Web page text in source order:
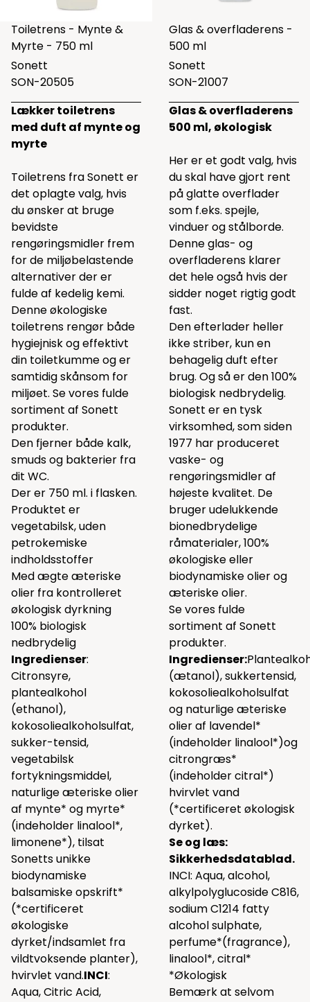
Toiletrens - Mynte &
Myrte - 750 ml
Sonett
SON-20505
Lækker toiletrens
med duft af mynte og
myrte
Toiletrens fra Sonett er
det oplagte valg, hvis
du ønsker at bruge
bevidste
rengøringsmidler frem
for de miljøbelastende
alternativer der er
fulde af kedelig kemi.
Denne økologiske
toiletrens rengør både
hygiejnisk og effektivt
din toiletkumme og er
samtidig skånsom for
miljøet. Se vores fulde
sortiment af Sonett
produkter.
Den fjerner både kalk,
smuds og bakterier fra
dit WC.
Der er 750 ml. i flasken.
Produktet er
vegetabilsk, uden
petrokemiske
indholdsstoffer
Med ægte æteriske
olier fra kontrolleret
økologisk dyrkning
100% biologisk
nedbrydelig
Ingredienser:
Citronsyre,
plantealkohol
(ethanol),
kokosoliealkoholsulfat,
sukker-tensid,
vegetabilsk
fortykningsmiddel,
naturlige æteriske olier
af mynte* og myrte*
(indeholder linalool*,
limonene*), tilsat
Sonetts unikke
biodynamiske
balsamiske opskrift*
(*certificeret
økologiske
dyrket/indsamlet fra
vildtvoksende planter),
hvirvlet vand.INCI:
Aqua, Citric Acid,
Glas & overfladerens -
500 ml
Sonett
SON-21007
Glas & overfladerens
500 ml, økologisk
Her er et godt valg, hvis
du skal have gjort rent
på glatte overflader
som f.eks. spejle,
vinduer og stålborde.
Denne glas- og
overfladerens klarer
det hele også hvis der
sidder noget rigtig godt
fast.
Den efterlader heller
ikke striber, kun en
behagelig duft efter
brug. Og så er den 100%
biologisk nedbrydelig.
Sonett er en tysk
virksomhed, som siden
1977 har produceret
vaske- og
rengøringsmidler af
højeste kvalitet. De
bruger udelukkende
bionedbrydelige
råmaterialer, 100%
økologiske eller
biodynamiske olier og
æteriske olier.
Se vores fulde
sortiment af Sonett
produkter.
Ingredienser:
(ætanol), sukkertensid,
kokosoliealkoholsulfat
og naturlige æteriske
olier af lavendel*
(indeholder linalool*)og
citrongræs*
(indeholder citral*)
hvirvlet vand
(*certificeret økologisk
dyrket).
Se og læs:
Sikkerhedsdatablad.
INCI: Aqua, alcohol,
alkylpolyglucoside C816,
sodium C1214 fatty
alcohol sulphate,
perfume*(fragrance),
linalool*, citral*
*Økologisk
Bemærk at selvom